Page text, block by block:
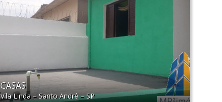
CASAS
Vila Linda– Santo André–SP